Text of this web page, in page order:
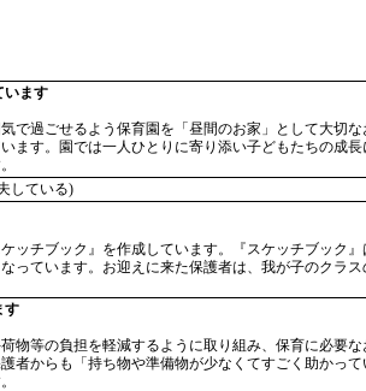
います
で過ごせるよう保育園を「昼間のお家」として大
ます。園では一人ひとりに寄り添い子どもたちの
している)
チブック』を作成しています。『スケッチブック
っています。お迎えに来た保護者は、我が子のク
す
等の負担を軽減するように取り組み、保育に必
者からも「持ち物や準備物が少なくてすごく助か